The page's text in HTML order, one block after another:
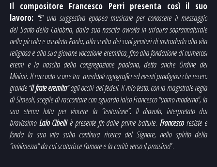
Il compositore Francesco Perri presenta così il suo
lavoro: “E’ una suggestiva epopea musicale per conoscere il messaggio
del Santo della Calabria, dalla sua nascita avvolta in un’aura soprannaturale
nella piccola e assolata Paola, alla scelta dei suoi genitori di instradarlo alla vita
religiosa e alla sua giovane vocazione eremitica, fino alla fondazione di numerosi
eremi e la nascita della congregazione paolana, detta anche Ordine dei
Minimi. Il raccontoscorre tra aneddoti agiografici ed eventi prodigiosi che resero
grande “il frate eremita” agli occhi dei fedeli. Il mio testo, con la magistrale regia
di Simeoli, sceglie di raccontare con sguardo laico Francesco “uomo moderno”, la
sua eterna lotta per vincere la “tentazione”. Il diavolo, interpretato dal
bravissimo Lalo Cibelliè presente fin dalle prime battute.Francescoresiste e
fonda la sua vita sulla continua ricerca del Signore, nello spirito della
“minimezza” da cui scaturisce l’amore e la carità verso il prossimo”.